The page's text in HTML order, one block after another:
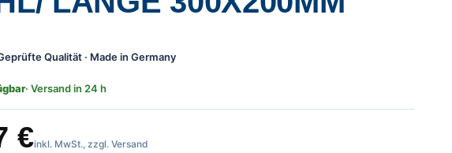
Qualität · Made in Germany
· Versand in 24 h
€inkl. MwSt., zzgl. Versand